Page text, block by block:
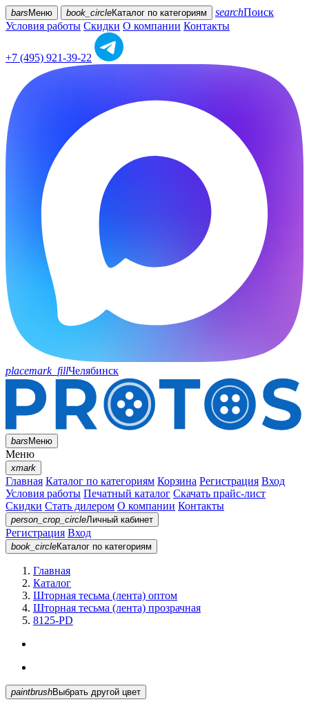
bars Меню book_circleКаталог по категориям searchПоиск
Условия работы Скидки О компании Контакты
+7 (495) 921-39-22
placemark_fillЧелябинск
barsМеню
Меню
xmark
Главная Каталог по категориям Корзина Регистрация Вход
Условия работы Печатный каталог Скачать прайс-лист
Скидки Стать дилером О компании Контакты
person_crop_circleЛичный кабинет
Регистрация Вход
book_circleКаталог по категориям
Главная
Каталог
Шторная тесьма (лента) оптом
Шторная тесьма (лента) прозрачная
8125-PD
paintbrush Выбрать другой цвет